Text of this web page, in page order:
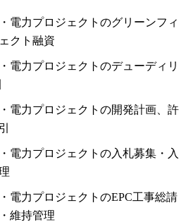
電力プロジェクトのグリーンフィ
クト融資
電力プロジェクトのデューディリ
電力プロジェクトの開発計画、許
電力プロジェクトの入札募集・入
電力プロジェクトのEPC工事総請
維持管理